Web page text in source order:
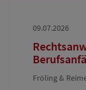
09.07.2026
Fröling &